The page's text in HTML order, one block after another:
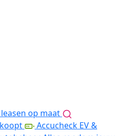
op maat
Accucheck EV &